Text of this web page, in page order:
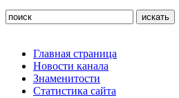
Главная страница
Новости канала
Знаменитости
Статистика сайта